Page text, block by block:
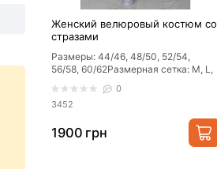
НОВИНКА
Женский велюровый костюм со
стразами
Размеры: 44/46, 48/50, 52/54,
56/58, 60/62Размерная сетка: M, L,
розо..
0
3452
1900 грн